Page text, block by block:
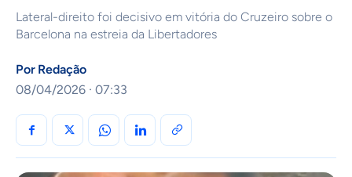
Lateral-direito foi decisivo em vitória do Cruzeiro sobre o
Barcelona na estreia da Libertadores
Por Redação
08/04/2026 · 07:33